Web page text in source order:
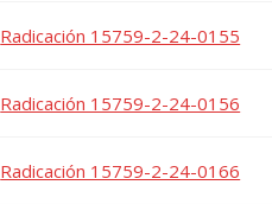
Radicación 15759-2-24-0155
Radicación 15759-2-24-0156
Radicación 15759-2-24-0166